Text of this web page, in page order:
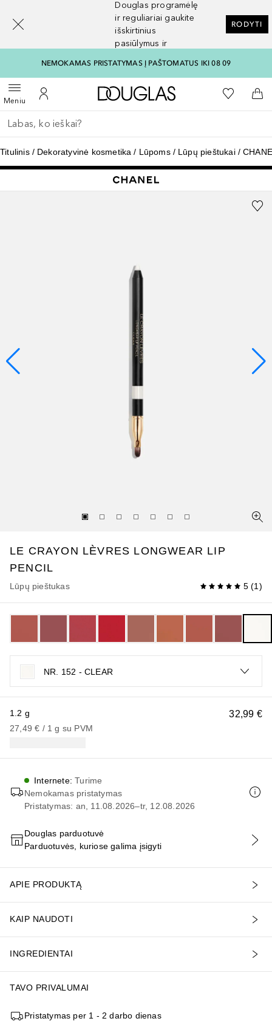
Douglas programėlę
ir reguliariai gaukite
išskirtinius
pasiūlymus ir
RODYTI
NEMOKAMAS PRISTATYMAS Į PAŠTOMATUS IKI 08 09
MeniuAtidaryti meniuĮ mano paskyrą
Į Douglas pagrindinį
Į mano
Į
Grįžk atgal
Vykdykite paiešką
Titulinis Dekoratyvinė kosmetika Lūpoms Lūpų pieštukai
LE CRAYON LÈVRES LONGWEAR LIP
PENCIL
Lūpų pieštukas 5 (1 )
NR. 152 - CLEAR
32,99 €
1.2 g
27,49 € / 1 g su PVM
Internete:Turime
Nemokamas pristatymas
Pristatymas: an, 11.08.2026–tr, 12.08.2026
PRIDĖTI Į KREPŠELĮ
Douglas parduotuvė
Parduotuvės, kuriose galima įsigyti
APIE PRODUKTĄ
KAIP NAUDOTI
INGREDIENTAI
TAVO PRIVALUMAI
Pristatymas per 1 - 2 darbo dienas
[navigation.slideout.screenreader]